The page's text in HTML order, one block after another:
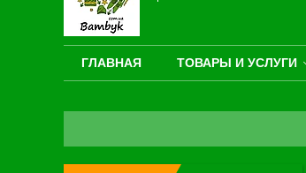
ГЛАВНАЯ ТОВАРЫ И УСЛУГИ